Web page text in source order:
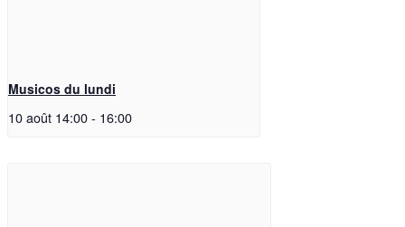
Musicos du lundi
10 août 14:00- 16:00